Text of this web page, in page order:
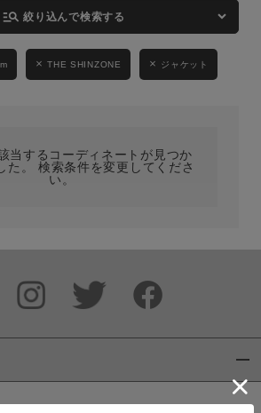
manage_search 絞り込んで検索する
THE SHINZONE ジャケット
当するコーディネートが見つか
た。 検索条件を変更してくださ
い。